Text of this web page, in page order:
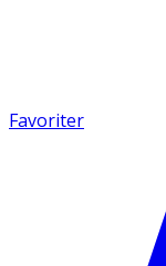
Favoriter